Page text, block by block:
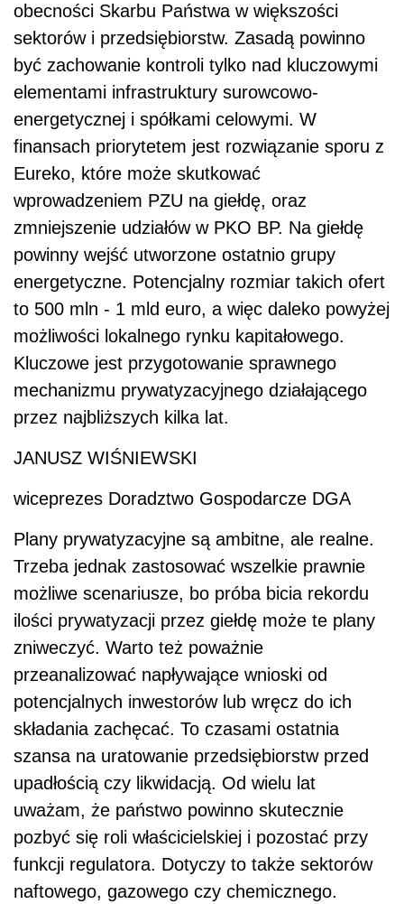
obecności Skarbu Państwa w większości
sektorów i przedsiębiorstw. Zasadą powinno
być zachowanie kontroli tylko nad kluczowymi
elementami infrastruktury surowcowo-
energetycznej i spółkami celowymi. W
finansach priorytetem jest rozwiązanie sporu z
Eureko, które może skutkować
wprowadzeniem PZU na giełdę, oraz
zmniejszenie udziałów w PKO BP. Na giełdę
powinny wejść utworzone ostatnio grupy
energetyczne. Potencjalny rozmiar takich ofert
to 500 mln - 1 mld euro, a więc daleko powyżej
możliwości lokalnego rynku kapitałowego.
Kluczowe jest przygotowanie sprawnego
mechanizmu prywatyzacyjnego działającego
przez najbliższych kilka lat.
JANUSZ WIŚNIEWSKI
wiceprezes Doradztwo Gospodarcze DGA
Plany prywatyzacyjne są ambitne, ale realne.
Trzeba jednak zastosować wszelkie prawnie
możliwe scenariusze, bo próba bicia rekordu
ilości prywatyzacji przez giełdę może te plany
zniweczyć. Warto też poważnie
przeanalizować napływające wnioski od
potencjalnych inwestorów lub wręcz do ich
składania zachęcać. To czasami ostatnia
szansa na uratowanie przedsiębiorstw przed
upadłością czy likwidacją. Od wielu lat
uważam, że państwo powinno skutecznie
pozbyć się roli właścicielskiej i pozostać przy
funkcji regulatora. Dotyczy to także sektorów
naftowego, gazowego czy chemicznego.